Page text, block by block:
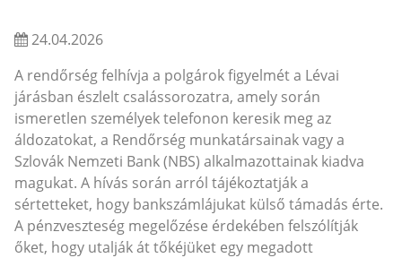
24.04.2026
A rendőrség felhívja a polgárok figyelmét a Lévai
járásban észlelt csalássorozatra, amely során
ismeretlen személyek telefonon keresik meg az
áldozatokat, a Rendőrség munkatársainak vagy a
Szlovák Nemzeti Bank (NBS) alkalmazottainak kiadva
magukat. A hívás során arról tájékoztatják a
sértetteket, hogy bankszámlájukat külső támadás érte.
A pénzveszteség megelőzése érdekében felszólítják
őket, hogy utalják át tőkéjüket egy megadott